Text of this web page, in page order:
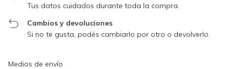
Tus datos cuidados durante toda la compra.
Cambios y devoluciones
Si no te gusta, podés cambiarlo por otro o devolverlo.
Entregas para el CP:
Medios de envío